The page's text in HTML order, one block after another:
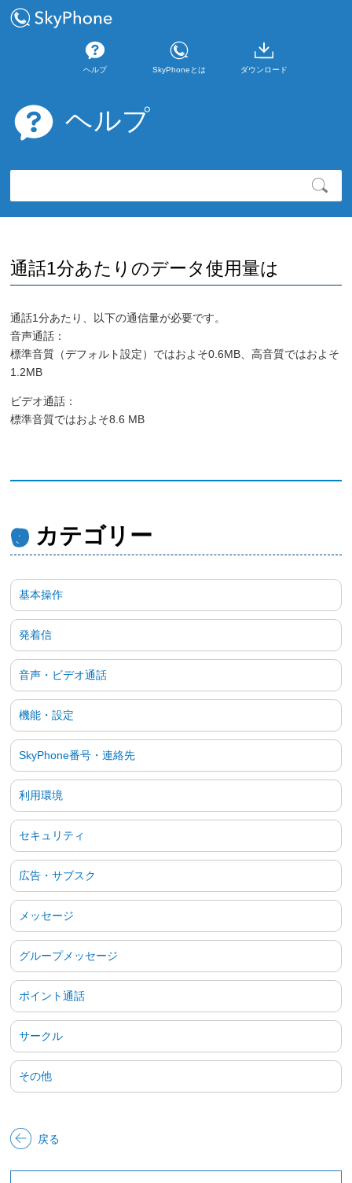
ヘルプ SkyPhoneとは ダウンロード
ヘルプ
通話1分あたりのデータ使用量は
通話1分あたり、以下の通信量が必要です。
音声通話：
標準音質（デフォルト設定）ではおよそ0.6MB、高音質ではおよそ
1.2MB
ビデオ通話：
標準音質ではおよそ8.6 MB
カテゴリー
基本操作
発着信
音声・ビデオ通話
機能・設定
SkyPhone番号・連絡先
利用環境
セキュリティ
広告・サブスク
メッセージ
グループメッセージ
ポイント通話
サークル
その他
戻る